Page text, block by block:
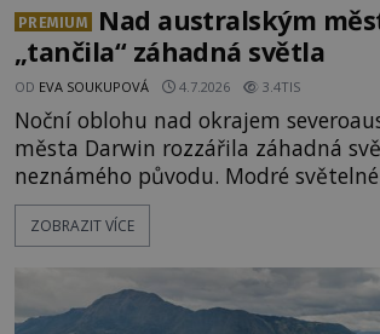
PREMIUM
Nad australským
„tančila“ záhadná světla
OD EVA SOUKUPOVÁ 4.7.2026 3.4TIS
Noční oblohu nad okrajem
města Darwin rozzářila záhadná
neznámého původu. Modré světelné koule byly
viditelné nejméně dvacet minut,
opakovaně objevovaly a zase
mohlo jít o návštěvu ze světa duchů.
záznam okamžitě rozpoutal deb
ZOBRAZIT VÍCE